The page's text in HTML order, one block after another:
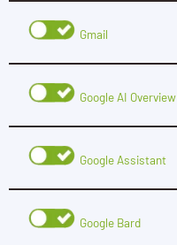
Gmail
Google AI Overview
Google Assistant
Google Bard